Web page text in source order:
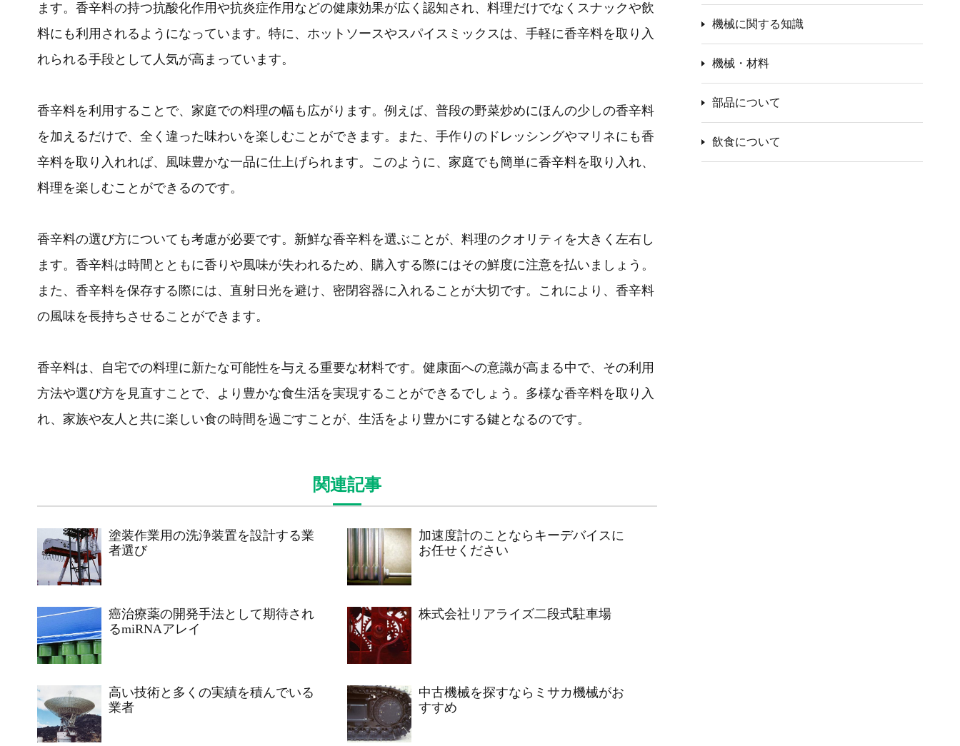
ます。香辛料の持つ抗酸化作用や抗炎症作用などの健康効果が広く認知され、料理だけでなくスナックや飲
料にも利用されるようになっています。特に、ホットソースやスパイスミックスは、手軽に香辛料を取り入
れられる手段として人気が高まっています。
香辛料を利用することで、家庭での料理の幅も広がります。例えば、普段の野菜炒めにほんの少しの香辛料
を加えるだけで、全く違った味わいを楽しむことができます。また、手作りのドレッシングやマリネにも香
辛料を取り入れれば、風味豊かな一品に仕上げられます。このように、家庭でも簡単に香辛料を取り入れ、
料理を楽しむことができるのです。
香辛料の選び方についても考慮が必要です。新鮮な香辛料を選ぶことが、料理のクオリティを大きく左右し
ます。香辛料は時間とともに香りや風味が失われるため、購入する際にはその鮮度に注意を払いましょう。
また、香辛料を保存する際には、直射日光を避け、密閉容器に入れることが大切です。これにより、香辛料
の風味を長持ちさせることができます。
香辛料は、自宅での料理に新たな可能性を与える重要な材料です。健康面への意識が高まる中で、その利用
方法や選び方を見直すことで、より豊かな食生活を実現することができるでしょう。多様な香辛料を取り入
れ、家族や友人と共に楽しい食の時間を過ごすことが、生活をより豊かにする鍵となるのです。
関連記事
塗装作業用の洗浄装置を設計する業
者選び
加速度計のことならキーデバイスに
お任せください
癌治療薬の開発手法として期待され
るmiRNAアレイ
株式会社リアライズ二段式駐車場
高い技術と多くの実績を積んでいる
業者
中古機械を探すならミサカ機械がお
すすめ
機械に関する知識
機械・材料
部品について
飲食について